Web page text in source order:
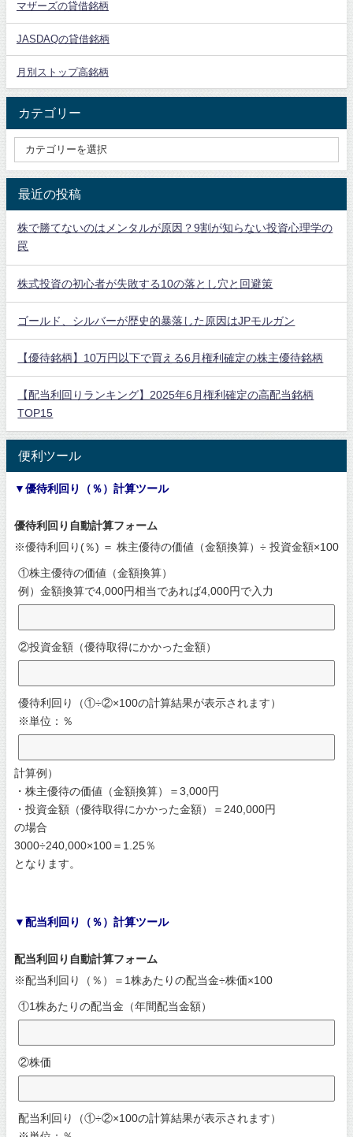
マザーズの貸借銘柄
JASDAQの貸借銘柄
月別ストップ高銘柄
カテゴリー
最近の投稿
株で勝てないのはメンタルが原因？9割が知らない投資心理学の
罠
株式投資の初心者が失敗する10の落とし穴と回避策
ゴールド、シルバーが歴史的暴落した原因はJPモルガン
【優待銘柄】10万円以下で買える6月権利確定の株主優待銘柄
【配当利回りランキング】2025年6月権利確定の高配当銘柄
TOP15
便利ツール
▼優待利回り（％）計算ツール
優待利回り自動計算フォーム
※優待利回り(％) ＝ 株主優待の価値（金額換算）÷ 投資金額×100
①株主優待の価値（金額換算）
例）金額換算で4,000円相当であれば4,000円で入力
②投資金額（優待取得にかかった金額）
優待利回り（①÷②×100の計算結果が表示されます）
※単位：％
計算例）
・株主優待の価値（金額換算）＝3,000円
・投資金額（優待取得にかかった金額）＝240,000円
の場合
3000÷240,000×100＝1.25％
となります。
▼配当利回り（％）計算ツール
配当利回り自動計算フォーム
※配当利回り（％）＝1株あたりの配当金÷株価×100
①1株あたりの配当金（年間配当金額）
②株価
配当利回り（①÷②×100の計算結果が表示されます）